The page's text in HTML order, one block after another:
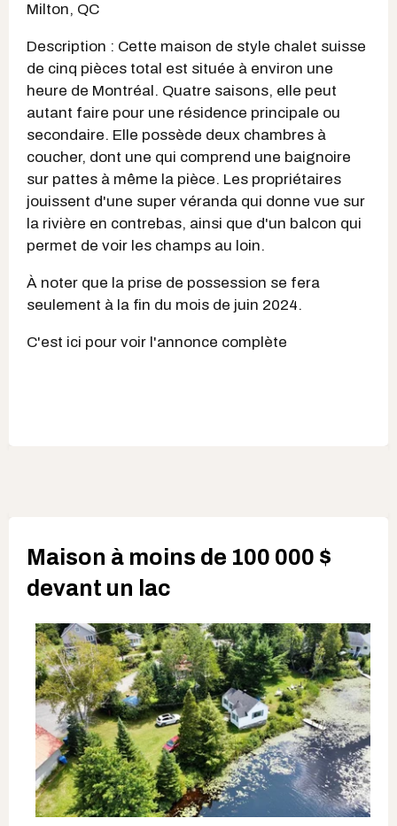
Milton, QC
Description : Cette maison de style chalet suisse
de cinq pièces total est située à environ une
heure de Montréal. Quatre saisons, elle peut
autant faire pour une résidence principale ou
secondaire. Elle possède deux chambres à
coucher, dont une qui comprend une baignoire
sur pattes à même la pièce. Les propriétaires
jouissent d'une super véranda qui donne vue sur
la rivière en contrebas, ainsi que d'un balcon qui
permet de voir les champs au loin.
À noter que la prise de possession se fera
seulement à la fin du mois de juin 2024.
C'est ici pour voir l'annonce complète
Maison à moins de 100 000 $
devant un lac